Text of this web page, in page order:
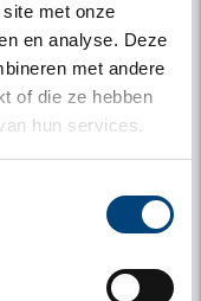
met onze
en analyse. Deze
met andere
of die ze hebben
hun services.